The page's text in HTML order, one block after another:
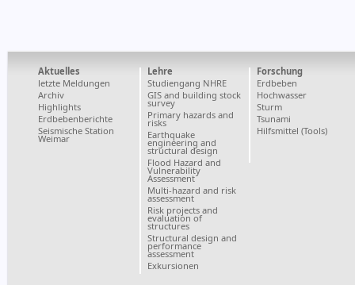
Aktuelles
letzte Meldungen
Archiv
Highlights
Erdbebenberichte
Seismische Station
Weimar
Lehre
Studiengang NHRE
GIS and building stock
survey
Primary hazards and
risks
Earthquake
engineering and
structural design
Flood Hazard and
Vulnerability
Assessment
Multi-hazard and risk
assessment
Risk projects and
evaluation of
structures
Structural design and
performance
assessment
Exkursionen
Forschung
Erdbeben
Hochwasser
Sturm
Tsunami
Hilfsmittel (Tools)